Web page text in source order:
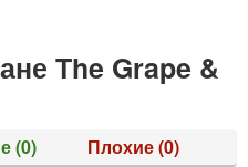
The Grape &
(0) Плохие(0)